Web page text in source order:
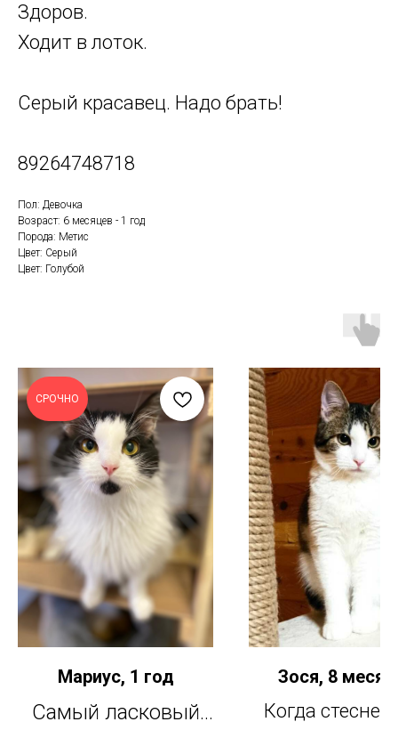
Здоров.
Ходит в лоток.
Серый красавец. Надо брать!
89264748718
Пол: Девочка
Возраст: 6 месяцев - 1 год
Порода: Метис
Цвет: Серый
Цвет: Голубой
СРОЧНО
Мариус, 1 год
Самый ласковый
Зося, 8
Когда